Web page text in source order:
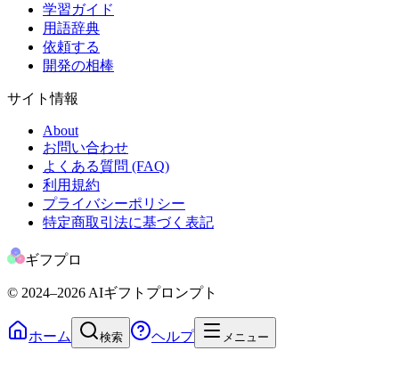
学習ガイド
用語辞典
依頼する
開発の相棒
サイト情報
About
お問い合わせ
よくある質問 (FAQ)
利用規約
プライバシーポリシー
特定商取引法に基づく表記
ギフプロ
© 2024–2026 AIギフトプロンプト
ホーム 検索 ヘルプ メニュー